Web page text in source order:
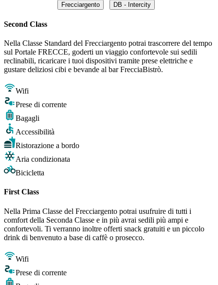
Frecciargento DB - Intercity
Second Class
Nella Classe Standard del Frecciargento potrai trascorrere del tempo
sul Portale FRECCE, goderti un viaggio confortevole sui sedili
reclinabili, ricaricare i tuoi dispositivi tramite prese elettriche e
gustare deliziosi cibi e bevande al bar FrecciaBistrò.
Wifi
Prese di corrente
Bagagli
Accessibilità
Ristorazione a bordo
Aria condizionata
Bicicletta
First Class
Nella Prima Classe del Frecciargento potrai usufruire di tutti i
comfort della Seconda Classe e in più avrai sedili più ampi e
confortevoli. Ti verranno inoltre offerti snack gratuiti e un piccolo
drink di benvenuto a base di caffè o prosecco.
Wifi
Prese di corrente